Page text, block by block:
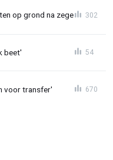
op grond na zege 302
beet' 54
voor transfer' 670